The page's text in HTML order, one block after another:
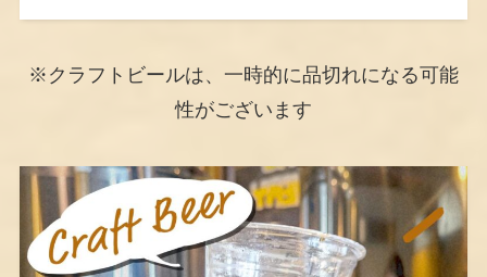
※クラフトビールは、一時的に品切れになる可能
性がございます